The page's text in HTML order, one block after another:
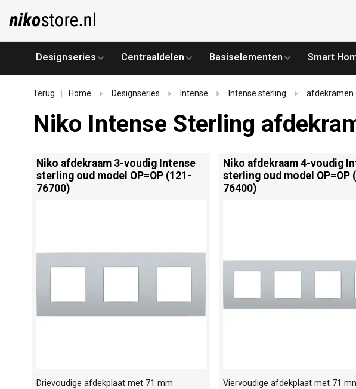
Designseries Centraaldelen Basiselementen Smart
Terug Home Designseries Intense Intense sterling afdekramen
Niko Intense Sterling
Niko afdekraam 3-voudig Intense
sterling oud model OP=OP (121-
76700)
Drievoudige afdekplaat met 71 mm
Niko afdekraam 4-voudig
sterling oud model OP=OP
76400)
Viervoudige afdekplaat met 71